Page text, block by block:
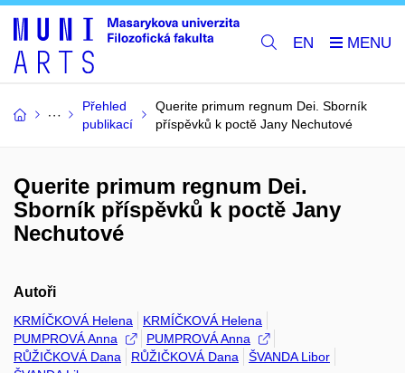
EN
Přehled
publikací
Querite primum regnum Dei. Sborník
příspěvků k poctě Jany Nechutové
Querite primum regnum Dei.
Sborník příspěvků k poctě Jany
Nechutové
Autoři
KRMÍČKOVÁ Helena
KRMÍČKOVÁ Helena
PUMPROVÁ Anna
PUMPROVÁ Anna
RŮŽIČKOVÁ Dana
RŮŽIČKOVÁ Dana
ŠVANDA Libor